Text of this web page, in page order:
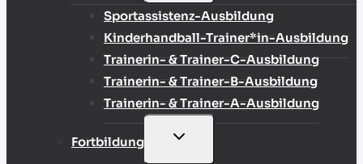
Sportassistenz-Ausbildung
Kinderhandball-Trainer*in-Ausbildung
Trainerin- & Trainer-C-Ausbildung
Trainerin- & Trainer-B-Ausbildung
Trainerin- & Trainer-A-Ausbildung
Fortbildung
UNTERMENÜ